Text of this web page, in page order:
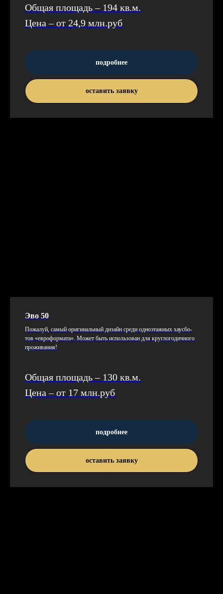
Общая площадь – 194 кв.м.
Цена – от 24,9 млн.руб
подробнее
оставить заявку
Эво 50
По­жалуй, са­мый ори­гиналь­ный ди­зайн сре­ди од­но­этаж­ных ха­ус­бо­
тов «ев­ро­фор­ма­та». Мо­жет быть ис­поль­зо­ван для круг­ло­годич­но­го
про­жива­ния!
Общая площадь – 130 кв.м.
Цена – от 17 млн.руб
подробнее
оставить заявку